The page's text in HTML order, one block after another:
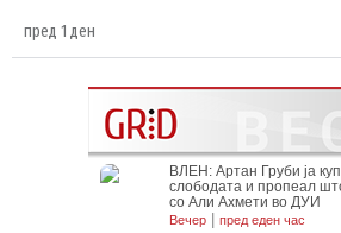
пред 1 ден